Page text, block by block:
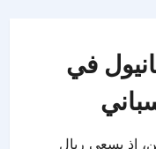
في
إذ يسعى ريال